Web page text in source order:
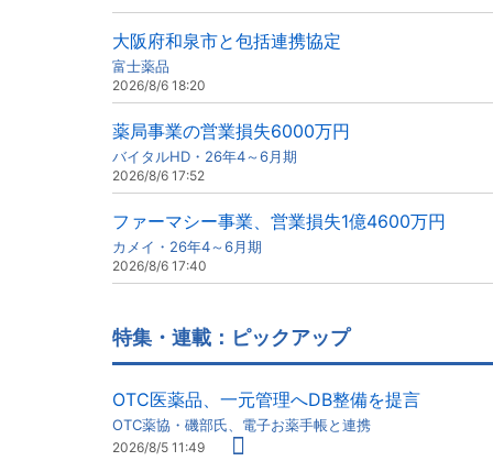
大阪府和泉市と包括連携協定
富士薬品
2026/8/6 18:20
薬局事業の営業損失6000万円
バイタルHD・26年4～6月期
2026/8/6 17:52
ファーマシー事業、営業損失1億4600万円
カメイ・26年4～6月期
2026/8/6 17:40
特集・連載：ピックアップ
OTC医薬品、一元管理へDB整備を提言
OTC薬協・磯部氏、電子お薬手帳と連携
2026/8/5 11:49